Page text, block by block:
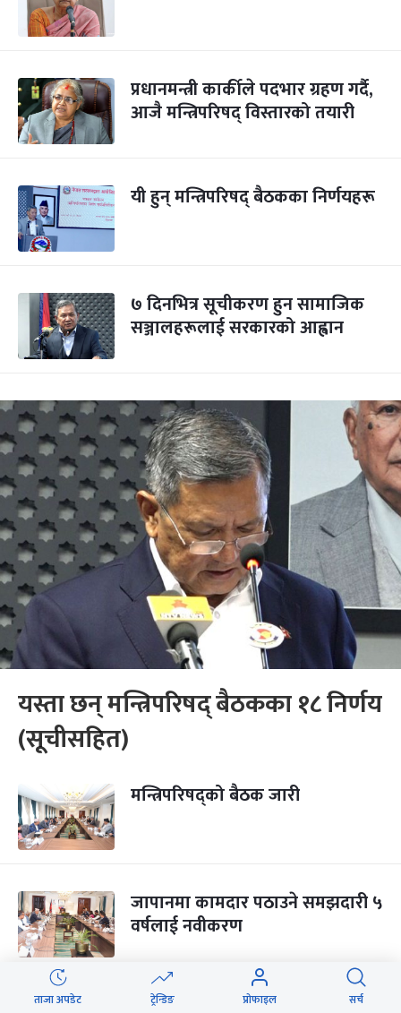
प्रधानमन्त्री कार्कीले पदभार ग्रहण गर्दै,
आजै मन्त्रिपरिषद् विस्तारको तयारी
यी हुन् मन्त्रिपरिषद् बैठकका निर्णयहरू
७ दिनभित्र सूचीकरण हुन सामाजिक
सञ्जालहरूलाई सरकारको आह्वान
यस्ता छन् मन्त्रिपरिषद् बैठकका १८ निर्णय
(सूचीसहित)
मन्त्रिपरिषद्को बैठक जारी
जापानमा कामदार पठाउने समझदारी ५
वर्षलाई नवीकरण
ताजा अपडेट ट्रेन्डिङ प्रोफाइल सर्च